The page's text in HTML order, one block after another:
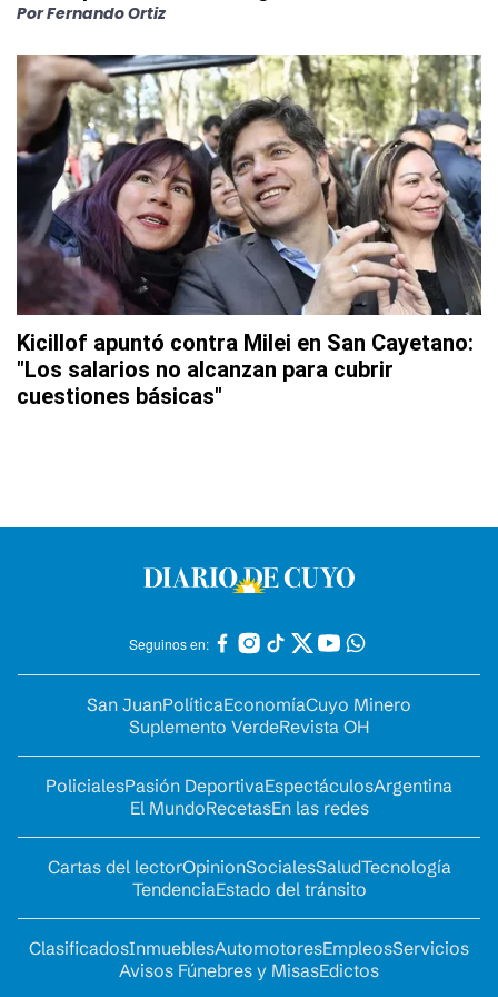
PorFernando Ortiz
Kicillof apuntó contra Milei en San Cayetano:
"Los salarios no alcanzan para cubrir
cuestiones básicas"
Seguinos en:
San JuanPolíticaEconomíaCuyo Minero
Suplemento VerdeRevista OH
PolicialesPasión DeportivaEspectáculosArgentina
El MundoRecetasEn las redes
Cartas del lectorOpinionSocialesSaludTecnología
TendenciaEstado del tránsito
ClasificadosInmueblesAutomotoresEmpleosServicios
Avisos Fúnebres y MisasEdictos